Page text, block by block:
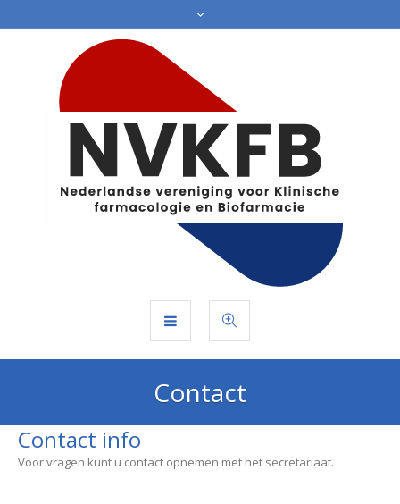
Contact
Contact info
Voor vragen kunt u contact opnemen met het secretariaat.